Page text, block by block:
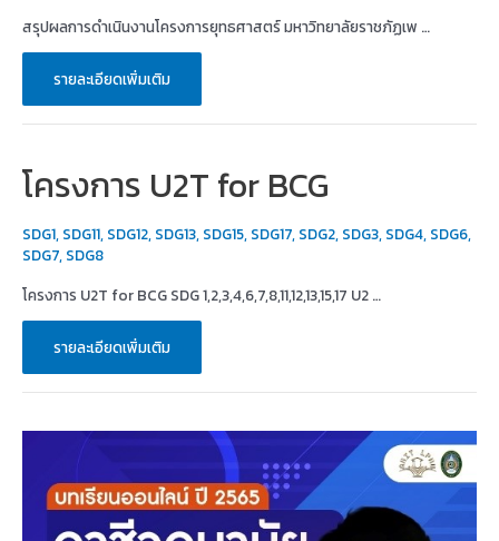
สรุปผลการดำเนินงานโครงการยุทธศาสตร์ มหาวิทยาลัยราชภัฏเพ …
หัวข้อ
สรุป
ดำเนิน
มหาวิทยาลัย
ราชภัฏ
การ
พัฒนา
ท้อง
รายละเอียดเพิ่มเติม
โครงการ U2T for BCG
SDG1, SDG11, SDG12, SDG13, SDG15, SDG17, SDG2, SDG3, SDG4, SDG6,
SDG7, SDG8
โครงการ U2T for BCG SDG 1,2,3,4,6,7,8,11,12,13,15,17 U2 …
โครงการ
U2T
รายละเอียดเพิ่มเติม